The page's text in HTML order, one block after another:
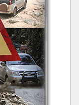
شناخت کودکان
طبیعت
علم و فناوری
فرهنگ / هنر
کیهان / نجوم
گردشگری